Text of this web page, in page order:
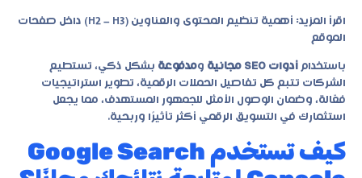
اقرأ المزيد:
أهمية تنظيم المحتوى والعناوين (H2 – H3) داخل صفحات
الموقع
باستخدام أدوات SEO مجانية ومدفوعة بشكل ذكي، تستطيع
الشركات تتبع كل تفاصيل الحملات الرقمية، تطوير استراتيجيات
فعّالة، وضمان الوصول الأمثل للجمهور المستهدف، مما يجعل
استثمارك في التسويق الرقمي أكثر تأثيرًا وربحية.
كيف تستخدم Google Search